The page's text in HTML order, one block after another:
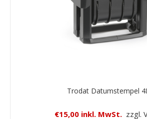
Trodat Datumstempel
€15,00 inkl. MwSt. zzgl.